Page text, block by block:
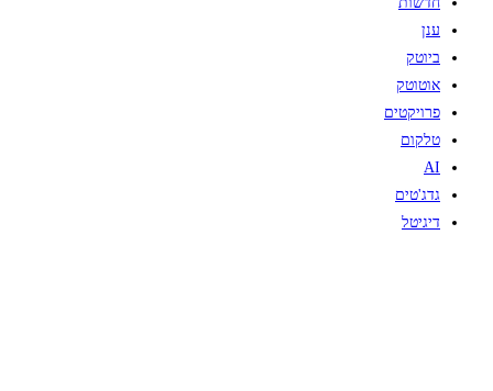
ענן
ביוטק
אוטוטק
פרויקטים
טלקום
AI
גדג'טים
דיגיטל